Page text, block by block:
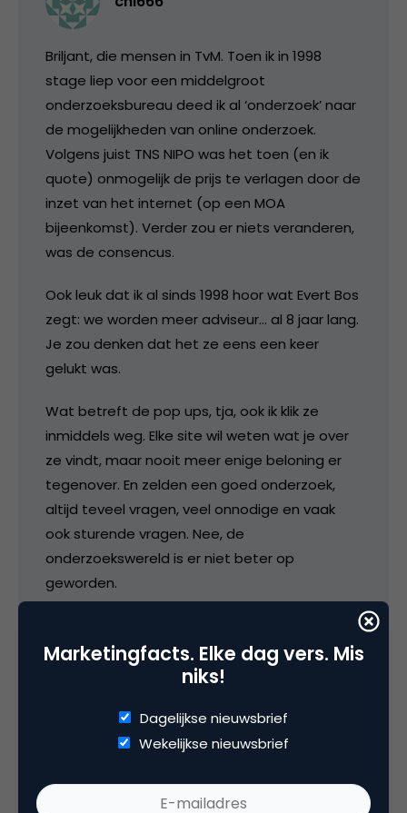
Briljant, die mensen in TvM. Toen ik in 1998
stage liep voor een middelgroot
onderzoeksbureau deed ik al ‘onderzoek’ naar
de mogelijkheden van online onderzoek.
Volgens juist TNS NIPO was het toen (en ik
quote) onmogelijk de prijs te verlagen door de
inzet van het internet (op een MOA
bijeenkomst). Verder zou er niets veranderen,
was de consencus.
Ook leuk dat ik al sinds 1998 hoor wat Evert Bos
zegt: we worden meer adviseur… al 8 jaar lang.
Je zou denken dat het ze eens een keer
gelukt was.
Wat betreft de pop ups, tja, ook ik klik ze
inmiddels weg. Elke site wil weten wat je over
ze vindt, maar nooit meer enige beloning er
tegenover. En zelden een goed onderzoek,
altijd teveel vragen, veel onnodige en vaak
ook sturende vragen. Nee, de
onderzoekswereld is er niet beter op
geworden.
8 november 2006 om 09:02
marcelvogels
Uiteraard schaadt OVERdaad. Echter, mits
Marketingfacts. Elke dag vers. Mis
niks!
Dagelijkse nieuwsbrief
Wekelijkse nieuwsbrief